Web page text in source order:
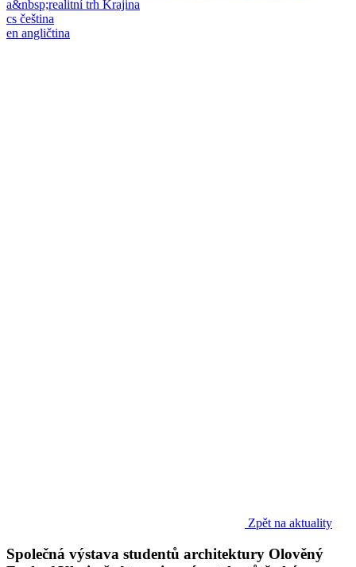
a&nbsp;realitní trh Krajina
cs čeština
en angličtina
Zpět na aktuality
Společná výstava studentů architektury Olověný